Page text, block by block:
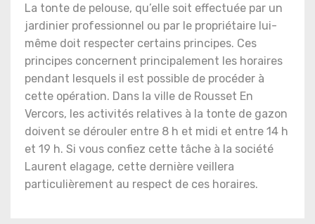
La tonte de pelouse, qu’elle soit effectuée par un
jardinier professionnel ou par le propriétaire lui-
même doit respecter certains principes. Ces
principes concernent principalement les horaires
pendant lesquels il est possible de procéder à
cette opération. Dans la ville de Rousset En
Vercors, les activités relatives à la tonte de gazon
doivent se dérouler entre 8 h et midi et entre 14 h
et 19 h. Si vous confiez cette tâche à la société
Laurent elagage, cette dernière veillera
particulièrement au respect de ces horaires.